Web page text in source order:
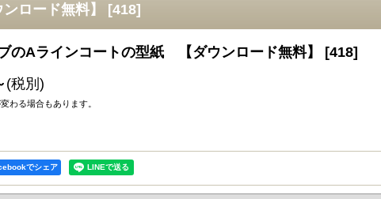
ロード無料】 [418]
のAラインコートの型紙 【ダウンロード無料】 [418]
(税別)
わる場合もあります。
でシェア